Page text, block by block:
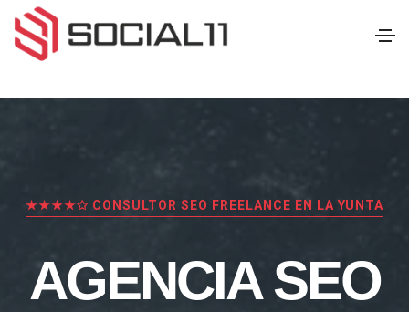
★★★★✩ CONSULTOR SEO FREELANCE EN LA YUNTA
AGENCIA SEO